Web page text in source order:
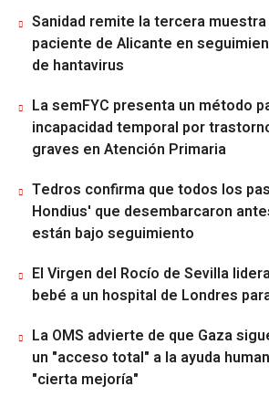
Sanidad remite la tercera muestra
paciente de Alicante en
de hantavirus
La semFYC presenta un método
incapacidad temporal por
graves en Atención Primaria
Tedros confirma que todos los
Hondius' que desembarcaron
están bajo seguimiento
El Virgen del Rocío de Sevilla
bebé a un hospital de Londres
La OMS advierte de que Gaza
un "acceso total" a la ayuda
"cierta mejoría"